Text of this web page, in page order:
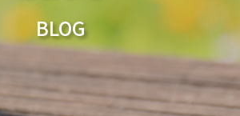
BLOG